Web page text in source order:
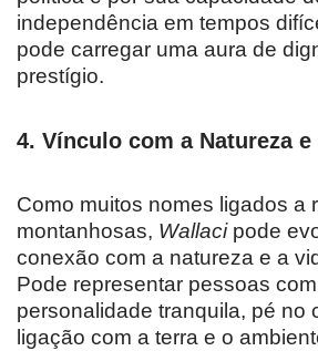
independência em tempos
pode carregar uma aura de
prestígio.
4. Vínculo com a Natureza e
Como muitos nomes ligados a
montanhosas, Wallacipode
conexão com a natureza e a
Pode representar pessoas
personalidade tranquila, pé no
ligação com a terra e o